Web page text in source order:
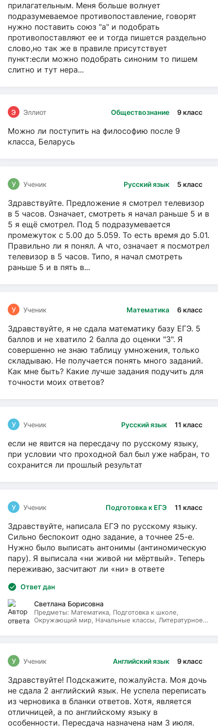
прилагательным. Меня больше волнует
подразумеваемое противопоставление, говорят
нужно поставить союз "а" и подобрать
противопоставляют ее и тогда пишется раздельно
слово,но так же в правиле присутствует
пункт:если можно подобрать синоним то пишем
слитно и тут нера...
Обществознание 9 класс
Э Эллиот
Можно ли поступить на философию после 9
класса, Беларусь
Русский язык 5 класс
У Ученик
Здравствуйте. Предложение я смотрел телевизор
в 5 часов. Означает, смотреть я начал раньше 5 и в
5 я ещё смотрел. Под 5 подразумевается
промежуток с 5.00 до 5.059. То есть время до 5.01.
Правильно ли я понял. А что, означает я посмотрел
телевизор в 5 часов. Типо, я начал смотреть
раньше 5 и в пять в...
Математика 6 класс
У Ученик
Здравствуйте, я не сдала математику базу ЕГЭ. 5
баллов и не хватило 2 балла до оценки "3". Я
совершенно не знаю таблицу умножения, только
складываю. Не получается понять много заданий.
Как мне быть? Какие лучше задания подучить для
точности моих ответов?
Русский язык 11 класс
У Ученик
если не явится на пересдачу по русскому языку,
при условии что проходной бал был уже набран, то
сохранится ли прошлый результат
Подготовка к ЕГЭ 11 класс
У Ученик
Здравствуйте, написала ЕГЭ по русскому языку.
Сильно беспокоит одно задание, а точнее 25-е.
Нужно было выписать антонимы (антиномическую
пару). Я выписала «ни живой ни мёртвый». Теперь
переживаю, засчитают ли «ни» в ответе
Ответ дан
Светлана Борисовна
Предметы: Математика, Подготовка к школе,
Окружающий мир, Начальные классы, Литературное
Английский язык 9 класс
У Ученик
Здравствуйте! Подскажите, пожалуйста. Моя дочь
не сдала 2 английский язык. Не успела переписать
из черновика в бланки ответов. Хотя, является
отличницей, а по английскому языку в
особенности. Пересдача назначена нам 3 июля.